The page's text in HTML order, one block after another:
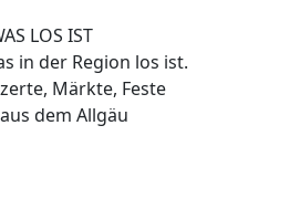
LOS IST
in der Region los ist.
Märkte, Feste
dem Allgäu